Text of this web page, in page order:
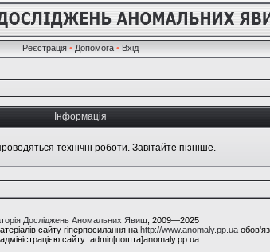
Реєстрація • Допомога • Вхід
Інформація
технічні роботи. Завітайте пізніше.
Досліджень Аномальних Явищ , 2009—2025
сайту гіперпосилання на http://www.anomaly.pp.ua
сайту: admin[пошта]anomaly.pp.ua